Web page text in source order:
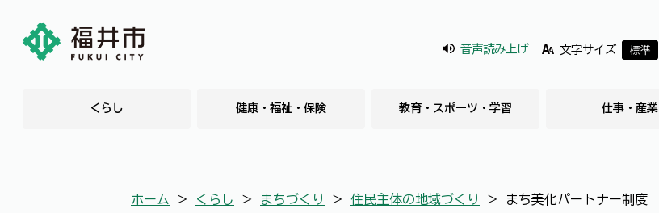
音声読み上げ 文字サイズ 標準
くらし 健康・福祉・保険 教育・スポーツ・学習 仕事・産業
ホーム ＞ くらし ＞ まちづくり ＞ 住民主体の地域づくり ＞ まち美化パートナー制度